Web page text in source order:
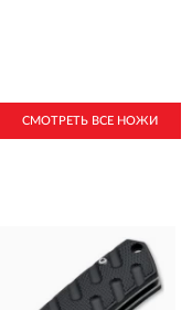
СМОТРЕТЬ ВСЕ НОЖИ